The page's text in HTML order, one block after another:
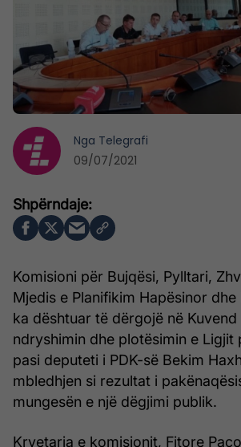
Komisioni për Bujqësi, Pylltari,
Mjedis e Planifikim Hapësinor
ka dështuar të dërgojë në
ndryshimin dhe plotësimin e Ligjit
pasi deputeti i PDK-së Bekim
mbledhjen si rezultat i
mungesën e një dëgjimi publik.
Kryetarja e komisionit, Fitore
Nga Telegrafi
09/07/2021